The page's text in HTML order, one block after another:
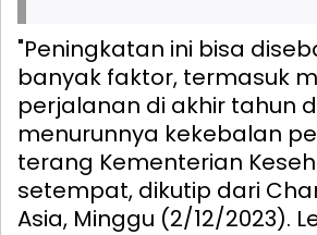
"Peningkatan ini bisa
banyak faktor, termasuk
perjalanan di akhir tahun
menurunnya kekebalan
terang Kementerian
setempat, dikutip dari
Asia, Minggu (2/12/2023).